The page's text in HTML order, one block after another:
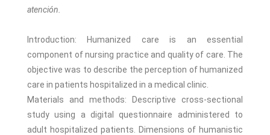
atención.
Introduction: Humanized care is an essential
component of nursing practice and quality of care. The
objective was to describe the perception of humanized
care in patients hospitalized in a medical clinic.
Materials and methods: Descriptive cross-sectional
study using a digital questionnaire administered to
adult hospitalized patients. Dimensions of humanistic